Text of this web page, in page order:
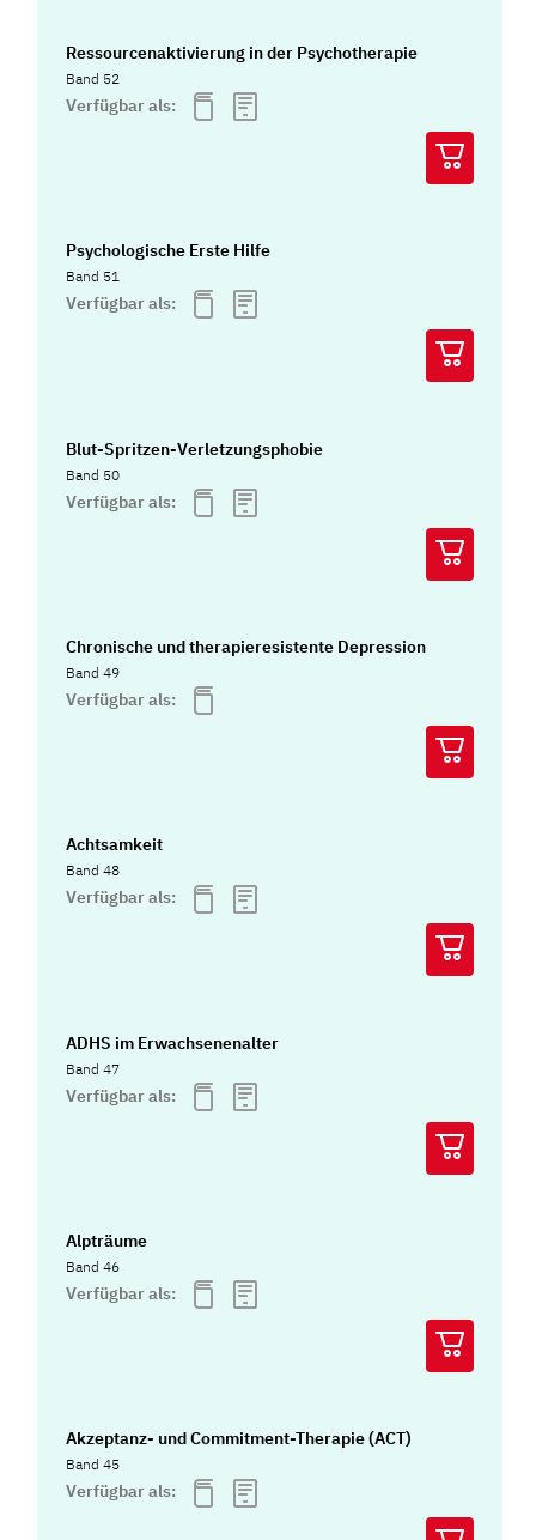
Ressourcenaktivierung in der Psychotherapie
Band 52
Verfügbar als:
Psychologische Erste Hilfe
Band 51
Verfügbar als:
Blut-Spritzen-Verletzungsphobie
Band 50
Verfügbar als:
Chronische und therapieresistente Depression
Band 49
Verfügbar als:
Achtsamkeit
Band 48
Verfügbar als:
ADHS im Erwachsenenalter
Band 47
Verfügbar als:
Alpträume
Band 46
Verfügbar als:
Akzeptanz- und Commitment-Therapie (ACT)
Band 45
Verfügbar als: